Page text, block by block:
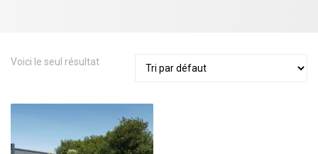
Voici le seul résultat